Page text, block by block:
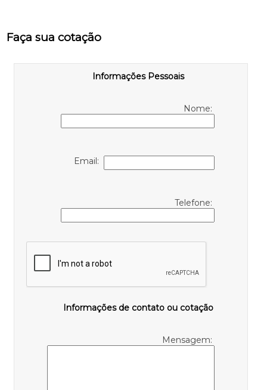
Faça sua cotação
Informações Pessoais
Nome:
Email:
Telefone:
Informações de contato ou cotação
Mensagem: